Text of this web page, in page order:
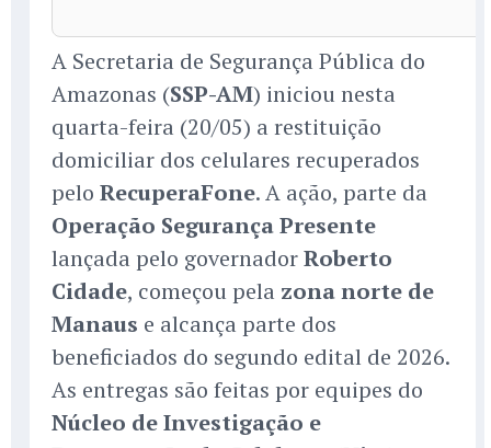
A Secretaria de Segurança Pública do
Amazonas (SSP-AM) iniciou nesta
quarta-feira (20/05) a restituição
domiciliar dos celulares recuperados
pelo RecuperaFone. A ação, parte da
Operação Segurança Presente
lançada pelo governadorRoberto
Cidade, começou pela zona norte de
Manaus e alcança parte dos
beneficiados do segundo edital de 2026.
As entregas são feitas por equipes do
Núcleo de Investigação e